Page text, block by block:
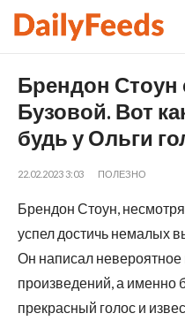
Брендон Стоун
Бузовой. Вот
будь у Ольги
22.02.2023 3:03 ПОЛЕЗНО
Брендон Стоун,
успел достичь немалых
Он написал
произведений, а именно
прекрасный голос и